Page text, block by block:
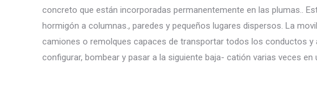
concreto que están incorporadas permanentemente en las plumas..
hormigón a columnas., paredes y pequeños lugares dispersos. La
camiones o remolques capaces de transportar todos los conductos
configurar, bombear y pasar a la siguiente baja- catión varias veces en